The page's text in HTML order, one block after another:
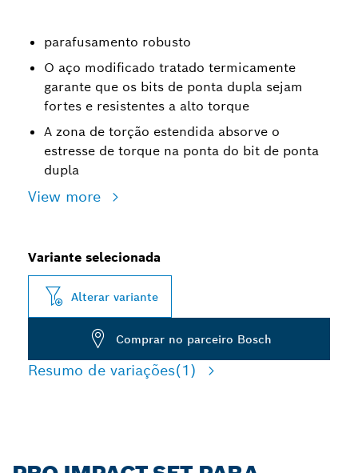
parafusamento robusto
O aço modificado tratado termicamente
garante que os bits de ponta dupla sejam
fortes e resistentes a alto torque
A zona de torção estendida absorve o
estresse de torque na ponta do bit de ponta
dupla
View more
Variante selecionada
Alterar variante
Comprar no parceiro Bosch
Resumo de variações(1)